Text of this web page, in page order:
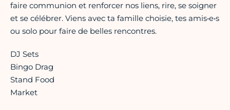
faire communion et renforcer nos liens, rire, se soigner
et se célébrer. Viens avec ta famille choisie, tes amis•e•s
ou solo pour faire de belles rencontres.
DJ Sets
Bingo Drag
Stand Food
Market